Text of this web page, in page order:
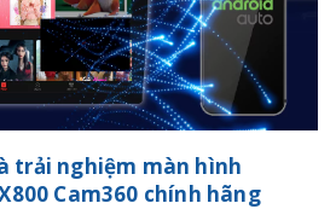
trải nghiệm màn hình
Cam360 chính hãng